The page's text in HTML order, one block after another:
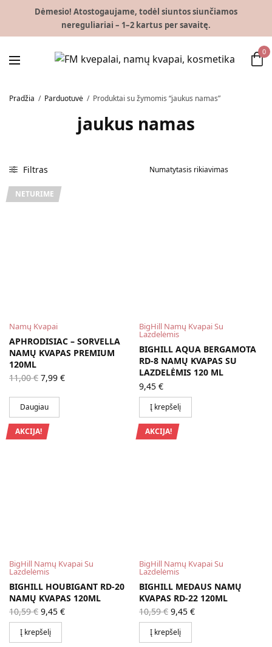
Dėmesio! Atostogaujame, todėl siuntos siunčiamos
nereguliariai – 1–2 kartus per savaitę.
0
Pradžia / Parduotuvė / Produktai su žymomis “jaukus namas”
jaukus namas
Filtras
NETURIME
Namų Kvapai
APHRODISIAC – SORVELLA
NAMŲ KVAPAS PREMIUM
120ML
11,00€ Original
price
was:
11,00 €.
7,99 €Current
Daugiau
BigHill Namų Kvapai Su
Lazdelėmis
BIGHILL AQUA BERGAMOTA
RD-8 NAMŲ KVAPAS SU
LAZDELĖMIS 120 ML
9,45 €
Į krepšelį
AKCIJA!
BigHill Namų Kvapai Su
Lazdelėmis
BIGHILL HOUBIGANT RD-20
NAMŲ KVAPAS 120ML
10,59€ Original
price
was:
10,59 €.
9,45 €Current
Į krepšelį
AKCIJA!
BigHill Namų Kvapai Su
Lazdelėmis
BIGHILL MEDAUS NAMŲ
KVAPAS RD-22 120ML
10,59€ Original
price
was:
10,59 €.
9,45 €Current
Į krepšelį